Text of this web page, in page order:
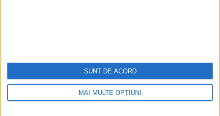
MAI MULTE OPȚIUNI
SUNT DE ACORD